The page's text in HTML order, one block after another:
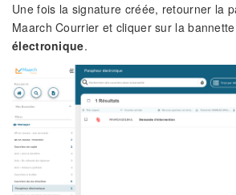
Une fois la signature créée, retourner la
Maarch Courrier et cliquer sur la bannette
électronique.